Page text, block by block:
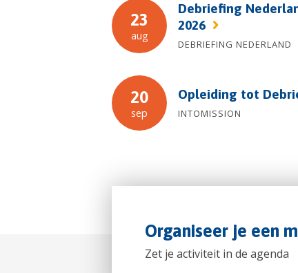
23
aug
Debriefing
2026
DEBRIEFING NEDERLAND
20
sep
Opleiding tot
INTOMISSION
Organiseer je een
Zet je activiteit in de agenda